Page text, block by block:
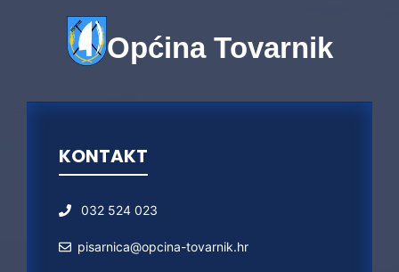
Općina Tovarnik
KONTAKT
032 524 023
pisarnica@opcina-tovarnik.hr